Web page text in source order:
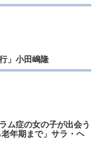
」小田嶋隆
ム症の女の子が出会う
年期まで」サラ・ヘ